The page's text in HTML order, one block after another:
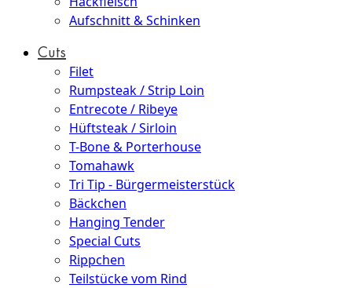
Aufschnitt & Schinken
Cuts
Filet
Rumpsteak / Strip Loin
Entrecote / Ribeye
Hüftsteak / Sirloin
T-Bone & Porterhouse
Tomahawk
Tri Tip - Bürgermeisterstück
Bäckchen
Hanging Tender
Special Cuts
Rippchen
Teilstücke vom Rind